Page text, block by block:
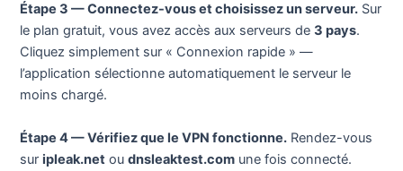
Étape 3 — Connectez-vous et choisissez un serveur. Sur
le plan gratuit, vous avez accès aux serveurs de3 pays.
Cliquez simplement sur « Connexion rapide » —
l’application sélectionne automatiquement le serveur le
moins chargé.
Étape 4 — Vérifiez que le VPN fonctionne. Rendez-vous
suripleak.net oudnsleaktest.com une fois connecté.